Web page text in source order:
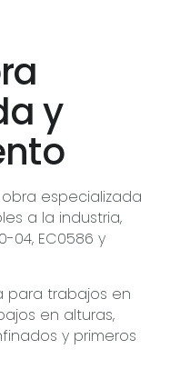
y
especializada
a la industria,
04, EC0586 y
para trabajos en
en alturas,
y primeros